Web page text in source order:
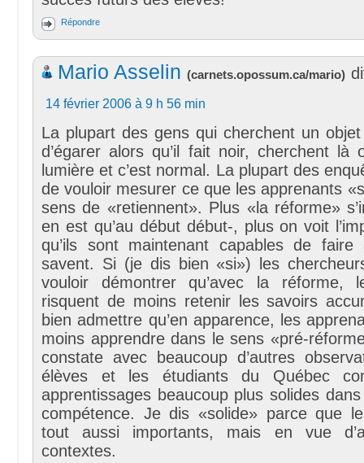
Répondre
Mario Asselin (carnets.opossum.ca/mario)
14 février 2006 à 9 h 56 min
La plupart des gens qui cherchent un objet
d’égarer alors qu’il fait noir, cherchent
lumière et c’est normal. La plupart des
de vouloir mesurer ce que les apprenants
sens de «retiennent». Plus «la réforme»
en est qu’au début début-, plus on voit
qu’ils sont maintenant capables de faire
savent. Si (je dis bien «si») les
vouloir démontrer qu’avec la réforme,
risquent de moins retenir les savoirs
bien admettre qu’en apparence, les
moins apprendre dans le sens «pré-
constate avec beaucoup d’autres
élèves et les étudiants du Québec
apprentissages beaucoup plus solides dans
compétence. Je dis «solide» parce que
tout aussi importants, mais en vue
contextes.